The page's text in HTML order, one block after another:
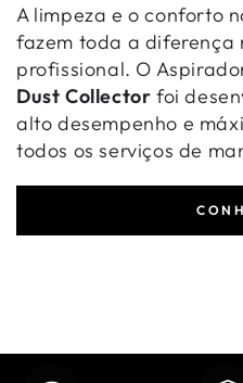
A limpeza e o conforto
fazem toda a diferença
profissional. O
Dust Collector foi
alto desempenho e
todos os serviços de